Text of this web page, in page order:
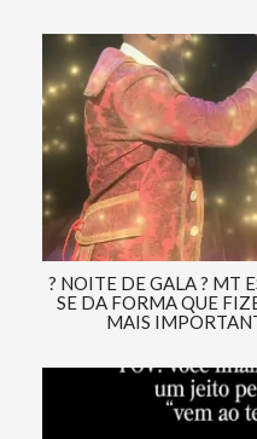
? NOITE DE GALA ? MT
SE DA FORMA QUE
MAIS